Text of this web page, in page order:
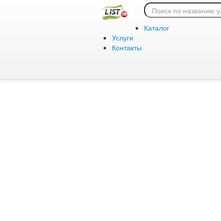
Каталог
Услуги
Контакты
Ошибка